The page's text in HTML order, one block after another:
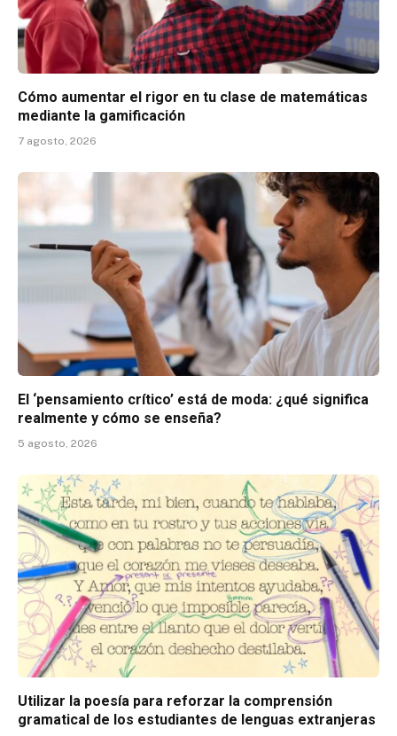
Cómo aumentar el rigor en tu clase de matemáticas
mediante la gamificación
7 agosto, 2026
El ‘pensamiento crítico’ está de moda: ¿qué significa
realmente y cómo se enseña?
5 agosto, 2026
Utilizar la poesía para reforzar la comprensión
gramatical de los estudiantes de lenguas extranjeras